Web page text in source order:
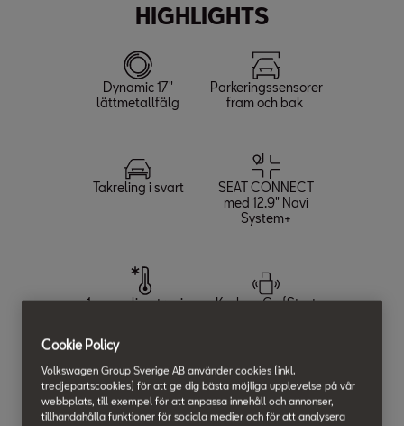
HIGHLIGHTS
Dynamic 17"
lättmetallfälg
Parkeringssensorer
fram och bak
Takreling i svart
SEAT CONNECT
med 12.9" Navi
System+
1-zons climatronic
Keyless Go (Start
Cookie Policy
Volkswagen Group Sverige AB använder cookies (inkl.
tredjepartscookies) för att ge dig bästa möjliga upplevelse på vår
webbplats, till exempel för att anpassa innehåll och annonser,
tillhandahålla funktioner för sociala medier och för att analysera